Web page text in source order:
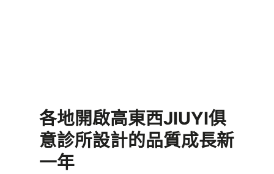
各地開啟高東西JIUYI俱
意診所設計的品質成長新
一年